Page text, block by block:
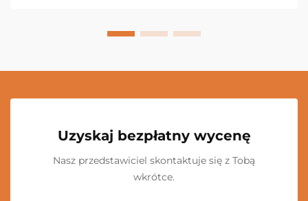
Uzyskaj bezpłatny wycenę
Nasz przedstawiciel skontaktuje się z Tobą
wkrótce.